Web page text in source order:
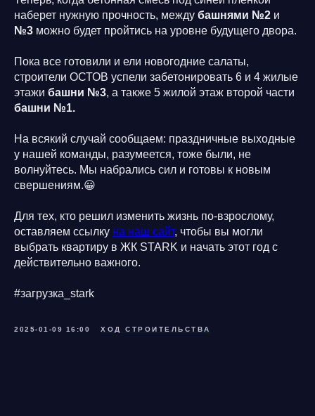
наберет нужную прочность, между башнями №2 и
№3 можно будет пройтись на уровне будущего двора.
Пока все готовили и ели новогодние салаты,
строители ОСТОВ успели забетонировать 6 и 4 жилые
этажи башни №3, а также 5 жилой этаж второй части
башни №1.
На всякий случай сообщаем: праздничные выходные
у нашей команды, разумеется, тоже были, не
волнуйтесь. Мы набрались сил и готовы к новым
свершениям.😀
Для тех, кто решил изменить жизнь по-взрослому,
оставляем ссылку на наш сайт, чтобы вы могли
выбрать квартиру в ЖК STARK и начать этот год с
действительно важного.
#загрузка_stark
2025-01-09 16:00 ХОД СТРОИТЕЛЬСТВА